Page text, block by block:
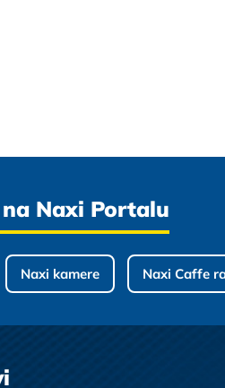
Naxi Portalu
Naxi kamere Naxi Caffe